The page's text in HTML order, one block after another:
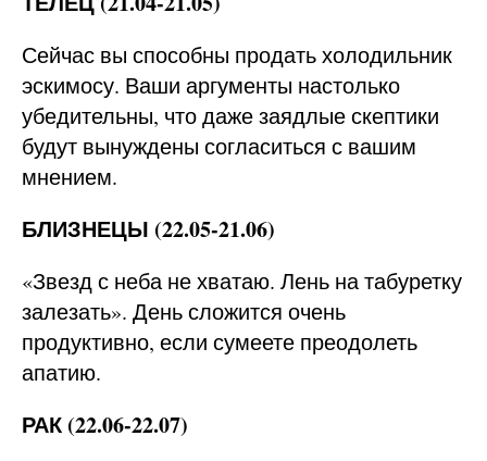
Сейчас вы способны продать холодильник
эскимосу. Ваши аргументы настолько
убедительны, что даже заядлые скептики
будут вынуждены согласиться с вашим
мнением.
БЛИЗНЕЦЫ (22.05-21.06)
«Звезд с неба не хватаю. Лень на табуретку
залезать». День сложится очень
продуктивно, если сумеете преодолеть
апатию.
РАК (22.06-22.07)